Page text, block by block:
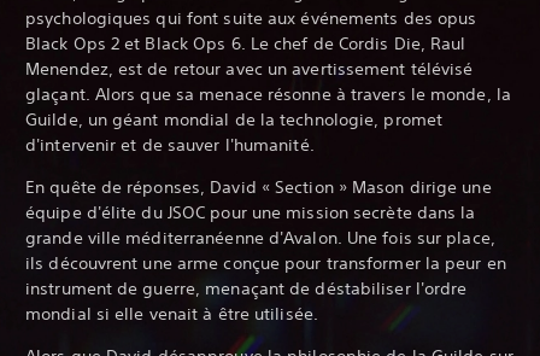
psychologiques qui font suite aux événements des opus
Black Ops 2 et Black Ops 6. Le chef de Cordis Die, Raul
Menendez, est de retour avec un avertissement télévisé
glaçant. Alors que sa menace résonne à travers le monde, la
Guilde, un géant mondial de la technologie, promet
d'intervenir et de sauver l'humanité.‎
En quête de réponses, David « Section » Mason dirige une
équipe d'élite du JSOC pour une mission secrète dans la
grande ville méditerranéenne d'Avalon. Une fois sur place,
ils découvrent une arme conçue pour transformer la peur en
instrument de guerre, menaçant de déstabiliser l'ordre
mondial si elle venait à être utilisée.